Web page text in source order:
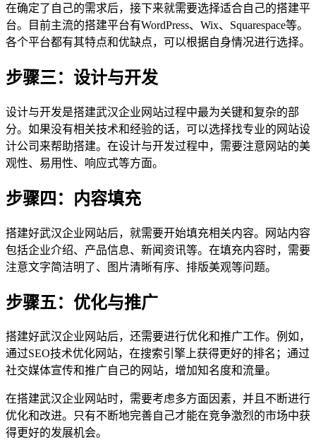
在确定了自己的需求后，接下来就需要选择适合自己的搭建平
台。目前主流的搭建平台有WordPress、Wix、Squarespace等。
各个平台都有其特点和优缺点，可以根据自身情况进行选择。
步骤三：设计与开发
设计与开发是搭建武汉企业网站过程中最为关键和复杂的部
分。如果没有相关技术和经验的话，可以选择找专业的网站设
计公司来帮助搭建。在设计与开发过程中，需要注意网站的美
观性、易用性、响应式等方面。
步骤四：内容填充
搭建好武汉企业网站后，就需要开始填充相关内容。网站内容
包括企业介绍、产品信息、新闻资讯等。在填充内容时，需要
注意文字简洁明了、图片清晰有序、排版美观等问题。
步骤五：优化与推广
搭建好武汉企业网站后，还需要进行优化和推广工作。例如，
通过SEO技术优化网站，在搜索引擎上获得更好的排名；通过
社交媒体宣传和推广自己的网站，增加知名度和流量。
在搭建武汉企业网站时，需要考虑多方面因素，并且不断进行
优化和改进。只有不断地完善自己才能在竞争激烈的市场中获
得更好的发展机会。